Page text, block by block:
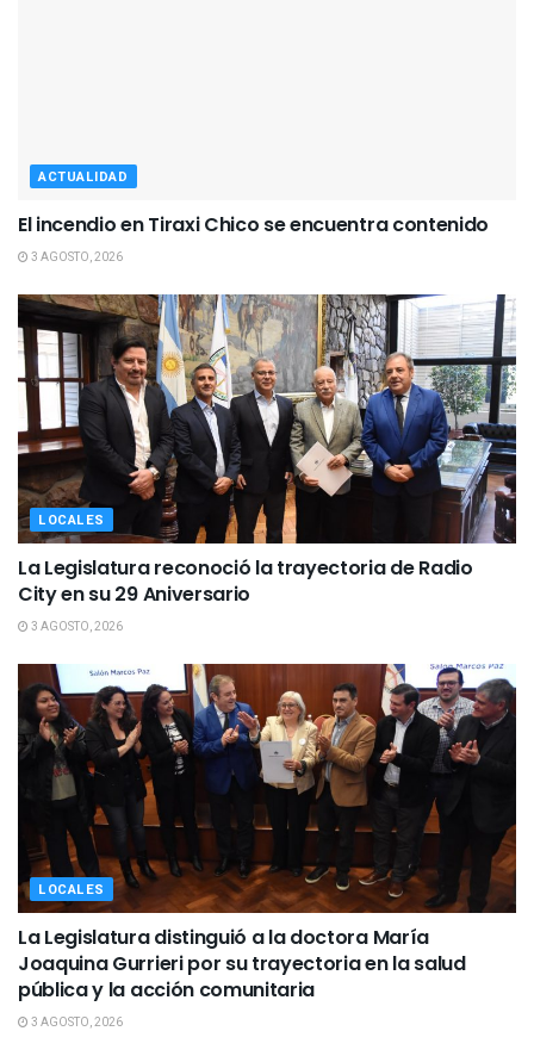
ACTUALIDAD
El incendio en Tiraxi Chico se encuentra contenido
3 AGOSTO, 2026
LOCALES
La Legislatura reconoció la trayectoria de Radio
City en su 29 Aniversario
3 AGOSTO, 2026
LOCALES
La Legislatura distinguió a la doctora María
Joaquina Gurrieri por su trayectoria en la salud
pública y la acción comunitaria
3 AGOSTO, 2026